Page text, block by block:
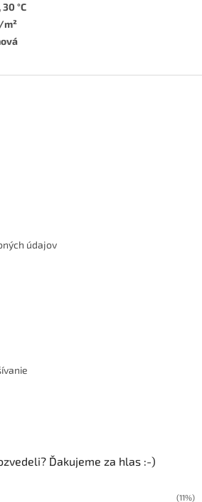
30 °C
m²
údajov
Ďakujeme za hlas :-)
(11%)